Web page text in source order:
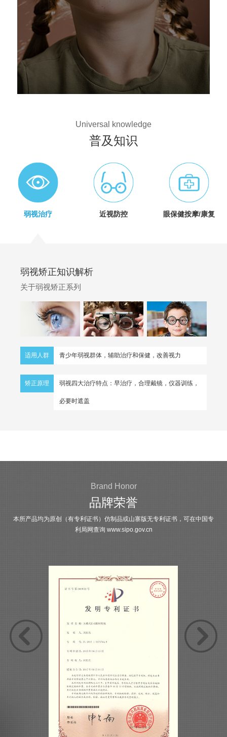
Universal knowledge
普及知识
弱视治疗 近视防控 眼保健按摩/康复
弱视矫正知识解析
关于弱视矫正系列
适用人群 青少年弱视群体，辅助治疗和保健，改善视力
矫正原理 弱视四大治疗特点：早治疗，合理戴镜，仪器训练，
必要时遮盖
Brand Honor
品牌荣誉
本所产品均为原创（有专利证书）仿制品或山寨版无专利证书，可在中国专
利局网查询 www.sipo.gov.cn